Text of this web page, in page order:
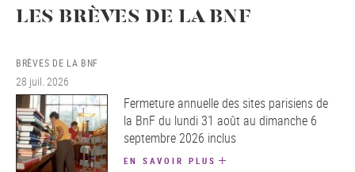
LES BRÈVES DE LA BNF
BRÈVES DE LA BNF
28 juil. 2026
Fermeture annuelle des sites parisiens de
la BnF du lundi 31 août au dimanche 6
septembre 2026 inclus
EN SAVOIR PLUS